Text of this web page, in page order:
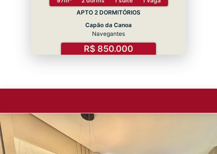
APTO 2 DORMITÓRIOS
Capão da Canoa
Navegantes
R$ 850.000